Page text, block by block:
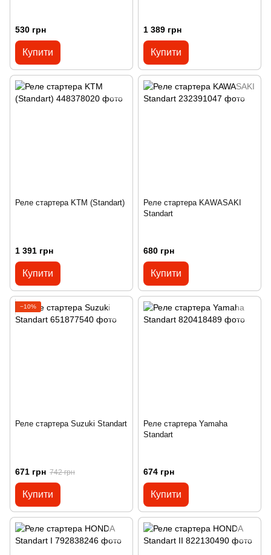
530 грн
Купити
1 389 грн
Купити
Реле стартера KTM (Standart)
1 391 грн
Купити
Реле стартера KAWASAKI
Standart
680 грн
Купити
−10%
Реле стартера Suzuki Standart
671 грн 742 грн
Купити
Реле стартера Yamaha
Standart
674 грн
Купити